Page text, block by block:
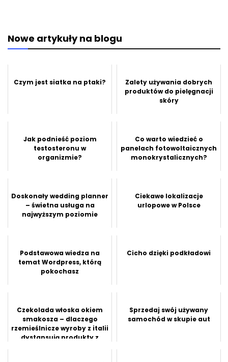
Nowe artykuły na blogu
Czym jest siatka na ptaki?
Zalety używania dobrych
produktów do pielęgnacji
skóry
Jak podnieść poziom
testosteronu w
organizmie?
Co warto wiedzieć o
panelach fotowoltaicznych
monokrystalicznych?
Doskonały wedding planner
– świetna usługa na
najwyższym poziomie
Ciekawe lokalizacje
urlopowe w Polsce
Podstawowa wiedza na
temat Wordpress, którą
pokochasz
Cicho dzięki podkładowi
Czekolada włoska okiem
smakosza – dlaczego
rzemieślnicze wyroby z italii
dystansują produkty z
Sprzedaj swój używany
samochód w skupie aut